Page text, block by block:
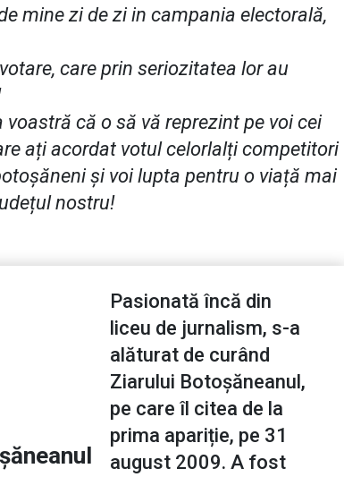
mine zi de zi in campania electorală,
care prin seriozitatea lor au
că o să vă reprezint pe voi cei
ați acordat votul celorlalți competitori
și voi lupta pentru o viață mai
nostru!
Pasionată încă din
liceu de jurnalism, s-a
alăturat de curând
Ziarului Botoșăneanul,
pe care îl citea de la
prima apariție, pe 31
august 2009. A fost